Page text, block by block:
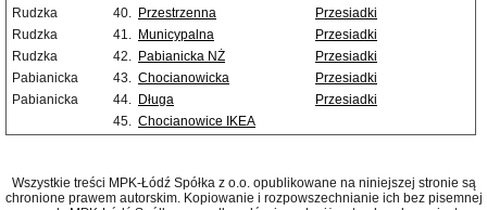
Rudzka
40. Przestrzenna
Przesiadki
Rudzka
41. Municypalna
Przesiadki
Rudzka
42. Pabianicka NŻ
Przesiadki
Pabianicka
43. Chocianowicka
Przesiadki
Pabianicka
44. Długa
Przesiadki
45. Chocianowice IKEA
Wszystkie treści MPK-Łódź Spółka z o.o. opublikowane na niniejszej stronie są
chronione prawem autorskim. Kopiowanie i rozpowszechnianie ich bez pisemnej